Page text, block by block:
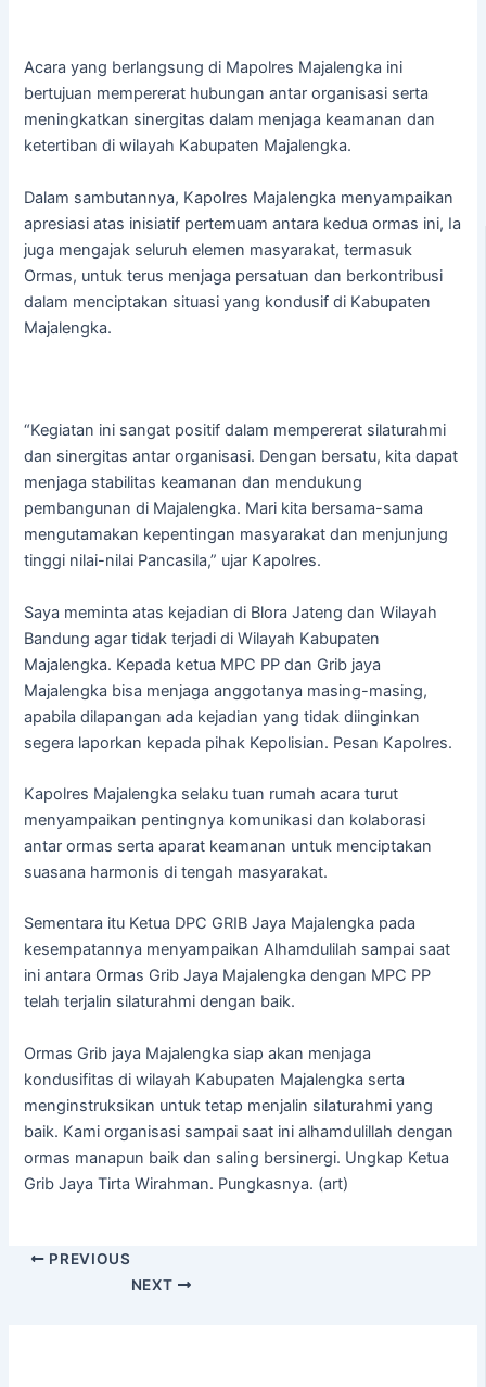
Acara yang berlangsung di Mapolres Majalengka ini
bertujuan mempererat hubungan antar organisasi serta
meningkatkan sinergitas dalam menjaga keamanan dan
ketertiban di wilayah Kabupaten Majalengka.
Dalam sambutannya, Kapolres Majalengka menyampaikan
apresiasi atas inisiatif pertemuam antara kedua ormas ini, Ia
juga mengajak seluruh elemen masyarakat, termasuk
Ormas, untuk terus menjaga persatuan dan berkontribusi
dalam menciptakan situasi yang kondusif di Kabupaten
Majalengka.
“Kegiatan ini sangat positif dalam mempererat silaturahmi
dan sinergitas antar organisasi. Dengan bersatu, kita dapat
menjaga stabilitas keamanan dan mendukung
pembangunan di Majalengka. Mari kita bersama-sama
mengutamakan kepentingan masyarakat dan menjunjung
tinggi nilai-nilai Pancasila,” ujar Kapolres.
Saya meminta atas kejadian di Blora Jateng dan Wilayah
Bandung agar tidak terjadi di Wilayah Kabupaten
Majalengka. Kepada ketua MPC PP dan Grib jaya
Majalengka bisa menjaga anggotanya masing-masing,
apabila dilapangan ada kejadian yang tidak diinginkan
segera laporkan kepada pihak Kepolisian. Pesan Kapolres.
Kapolres Majalengka selaku tuan rumah acara turut
menyampaikan pentingnya komunikasi dan kolaborasi
antar ormas serta aparat keamanan untuk menciptakan
suasana harmonis di tengah masyarakat.
Sementara itu Ketua DPC GRIB Jaya Majalengka pada
kesempatannya menyampaikan Alhamdulilah sampai saat
ini antara Ormas Grib Jaya Majalengka dengan MPC PP
telah terjalin silaturahmi dengan baik.
Ormas Grib jaya Majalengka siap akan menjaga
kondusifitas di wilayah Kabupaten Majalengka serta
menginstruksikan untuk tetap menjalin silaturahmi yang
baik. Kami organisasi sampai saat ini alhamdulillah dengan
ormas manapun baik dan saling bersinergi. Ungkap Ketua
Grib Jaya Tirta Wirahman. Pungkasnya. (art)
PREVIOUS
NEXT